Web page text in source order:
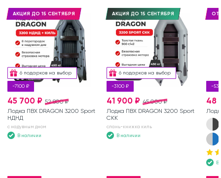
6 подарков на выбор
-7100 ₽
АКЦИЯ ДО 15 СЕНТЯБРЯ
52 800 ₽
45 700 ₽
Лодка ПВХ DRAGON 3200 Sport
НДНД
с надувным дном
В наличии
6 подарков на выбор
-3100 ₽
АКЦИЯ ДО 15 СЕНТЯБРЯ
45 000 ₽
41 900 ₽
Лодка ПВХ DRAGON 3200 Sport
СКК
слань-книжка киль
В наличии
-
48
В